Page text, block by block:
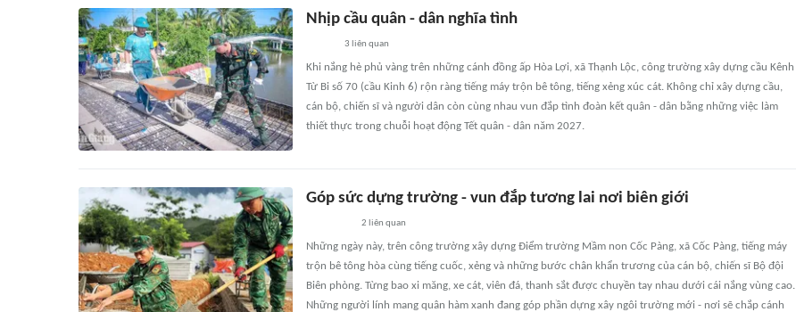
Nhịp cầu quân - dân nghĩa tình
3 liên quan
Khi nắng hè phủ vàng trên những cánh đồng ấp Hòa Lợi, xã Thạnh Lộc, công trường xây dựng cầu Kênh
Từ Bi số 70 (cầu Kinh 6) rộn ràng tiếng máy trộn bê tông, tiếng xẻng xúc cát. Không chỉ xây dựng cầu,
cán bộ, chiến sĩ và người dân còn cùng nhau vun đắp tình đoàn kết quân - dân bằng những việc làm
thiết thực trong chuỗi hoạt động Tết quân - dân năm 2027.
Góp sức dựng trường - vun đắp tương lai nơi biên giới
2 liên quan
Những ngày này, trên công trường xây dựng Điểm trường Mầm non Cốc Pàng, xã Cốc Pàng, tiếng máy
trộn bê tông hòa cùng tiếng cuốc, xẻng và những bước chân khẩn trương của cán bộ, chiến sĩ Bộ đội
Biên phòng. Từng bao xi măng, xe cát, viên đá, thanh sắt được chuyền tay nhau dưới cái nắng vùng cao.
Những người lính mang quân hàm xanh đang góp phần dựng xây ngôi trường mới - nơi sẽ chắp cánh